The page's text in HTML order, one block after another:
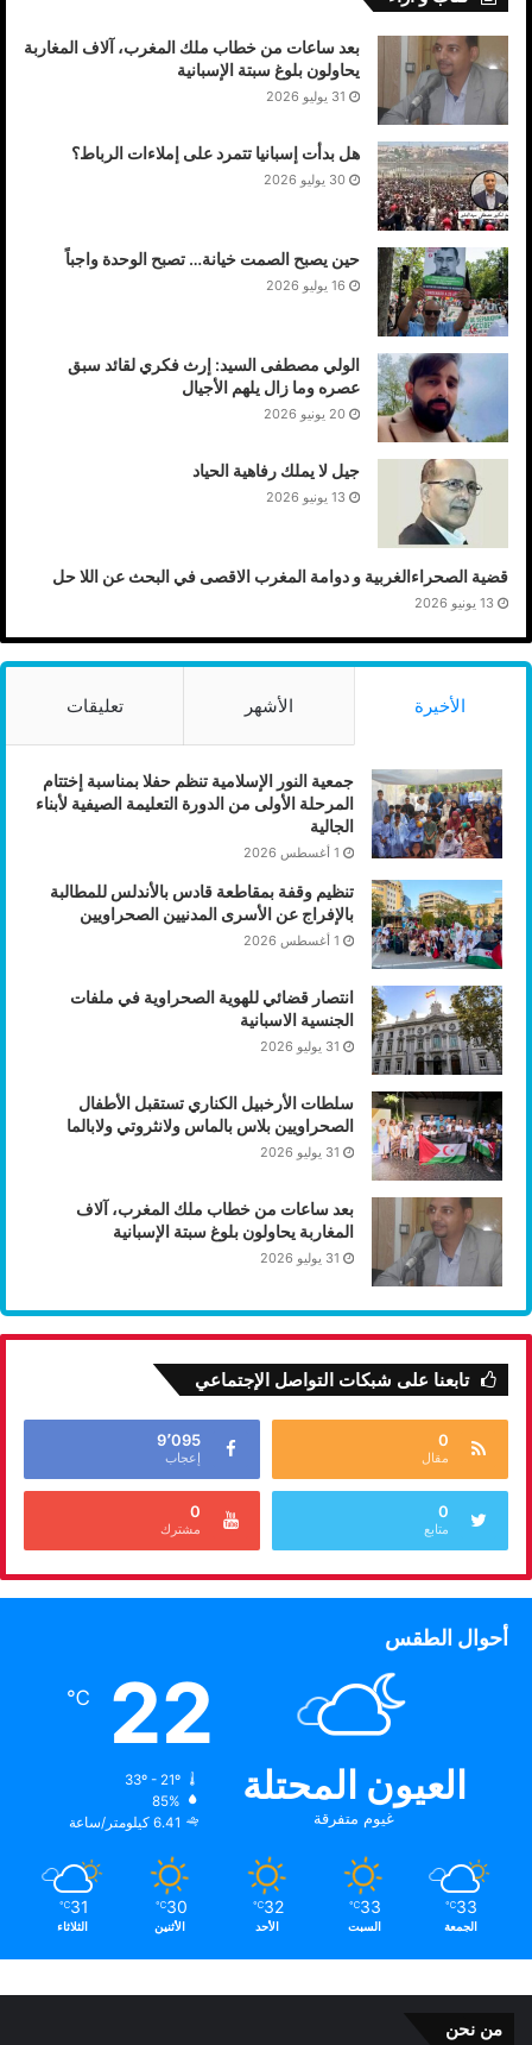
بعد ساعات من خطاب ملك المغرب، آلاف المغاربة
يحاولون بلوغ سبتة الإسبانية
31 يوليو 2026
هل بدأت إسبانيا تتمرد على إملاءات الرباط؟
30 يوليو 2026
حين يصبح الصمت خيانة… تصبح الوحدة واجباً
16 يوليو 2026
الولي مصطفى السيد: إرث فكري لقائد سبق
عصره وما زال يلهم الأجيال
20 يونيو 2026
جيل لا يملك رفاهية الحياد
13 يونيو 2026
قضية الصحراءالغربية و دوامة المغرب الاقصى في البحث عن اللا حل
13 يونيو 2026
الأخيرة الأشهر تعليقات
جمعية النور الإسلامية تنظم حفلا بمناسبة إختتام
المرحلة الأولى من الدورة التعليمة الصيفية لأبناء
الجالية
1 أغسطس 2026
تنظيم وقفة بمقاطعة قادس بالأندلس للمطالبة
بالإفراج عن الأسرى المدنيين الصحراويين
1 أغسطس 2026
انتصار قضائي للهوية الصحراوية في ملفات
الجنسية الاسبانية
31 يوليو 2026
سلطات الأرخبيل الكناري تستقبل الأطفال
الصحراويين بلاس بالماس ولانثروتي ولابالما
31 يوليو 2026
بعد ساعات من خطاب ملك المغرب، آلاف
المغاربة يحاولون بلوغ سبتة الإسبانية
31 يوليو 2026
تابعنا على شبكات التواصل الإجتماعي
0
مقال
9٬095
إعجاب
0
متابع
0
مشترك
أحوال الطقس
العيون المحتلة
غيوم متفرقة
22
℃
33º - 21º
85%
6.41 كيلومتر/ساعة
33
℃
الجمعة
33
℃
السبت
32
℃
الأحد
30
℃
الأثنين
31
℃
الثلاثاء
من نحن